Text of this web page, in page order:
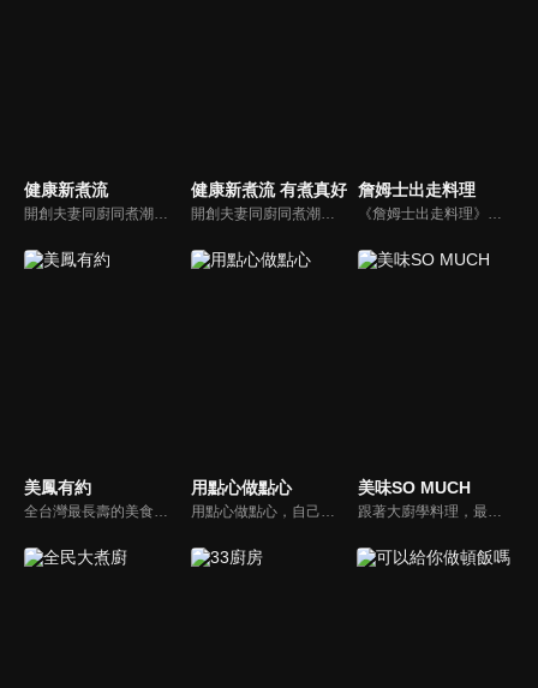
健康新煮流
開創夫妻同廚同煮潮流的KC夫婦，繼《健康醫食代》後，走出攝影棚，帶大家全台走透透，發掘上帝賞賜的美味食材，內容融合新加坡南洋風和客家純樸味，加上台灣獨特的閩南風情，互相激盪交織出的火花，打造出獨一無二的美食節目。
健康新煮流 有煮真好
開創夫妻同廚同煮潮流的KC夫婦，繼《健康醫食代》後，走出攝影棚，帶大家全台走透透，發掘上帝賞賜的美味食材，內容融合新加坡南洋風和客家純樸味，加上台灣獨特的閩南風情，互相激盪交織出的火花，打造出獨一無二的美食節目。
詹姆士出走料理
《詹姆士出走料理》以尋找詹姆士私廚菜單為節目主軸，為了尋找記憶中的美味料理，詹姆士將帶領大家探索市場，品嘗在地美味、尋訪料理達人，並在節目中展現特殊食材的處理方式、嘗試新的醬料或是新的料理作法，製作創意料理(料理教學)，最後在節目片尾時作出一道『詹姆士創意料理』。
美鳳有約
全台灣最長壽的美食節目《美鳯有約》魅力百分百！長達15年的播出時間，總是陪伴著許多婆婆媽媽們渡過一個輕鬆愉快的時光，精采內容您絕對不可錯過喔！
用點心做點心
用點心做點心，自己動手最開心！全台唯一以點心烘焙為主題的電視節目，邀請熱愛烘焙料理的你/妳，一起加入我們DIY各式各樣的點心。
美味SO MUCH
跟著大廚學料理，最強的料理小百科，美味SO MUCH！